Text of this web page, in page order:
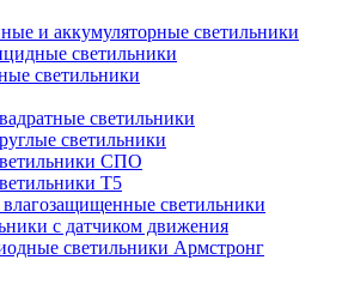
и аккумуляторные светильники
светильники
светильники
светильники
светильники
СПО
Т5
светильники
с датчиком движения
светильники Армстронг